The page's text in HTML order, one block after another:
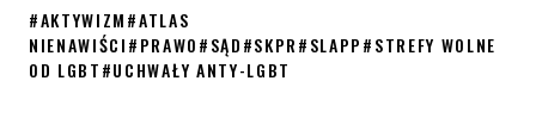
#AKTYWIZM#ATLAS
NIENAWIŚCI#PRAWO#SĄD#SKPR#SLAPP#STREFY WOLNE
OD LGBT#UCHWAŁY ANTY-LGBT